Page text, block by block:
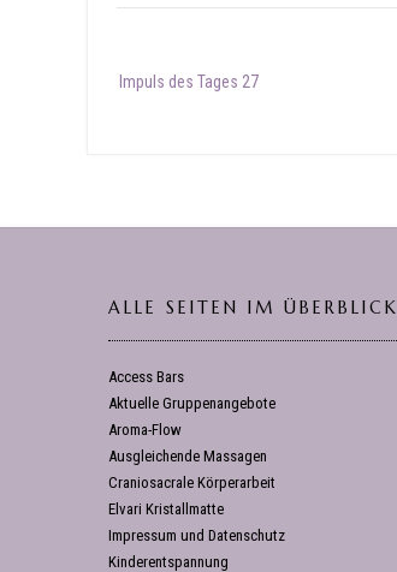
navigation
Impuls des Tages 27
ALLE SEITEN IM ÜBERBLICK
Access Bars
Aktuelle Gruppenangebote
Aroma-Flow
Ausgleichende Massagen
Craniosacrale Körperarbeit
Elvari Kristallmatte
Impressum und Datenschutz
Kinderentspannung